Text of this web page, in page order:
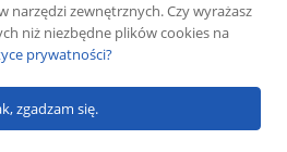
Klub eMarketera
narzędzi zewnętrznych. Czy wyrażasz
niż niezbędne plików cookies na
prywatności?
zgadzam się.